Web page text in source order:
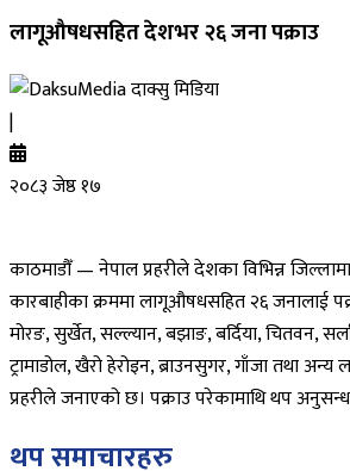
लागूऔषधसहित देशभर २६ जना पक्राउ
दाक्सु मिडिया
|
२०८३ जेष्ठ १७
काठमाडौँ — नेपाल प्रहरीले देशका विभिन्न
कारबाहीका क्रममा लागूऔषधसहित २६ जनालाई
मोरङ, सुर्खेत, सल्ल्यान, बझाङ, बर्दिया, चितवन,
ट्रामाडोल, खैरो हेरोइन, ब्राउनसुगर, गाँजा तथा
प्रहरीले जनाएको छ। पक्राउ परेकामाथि थप
थप समाचारहरु